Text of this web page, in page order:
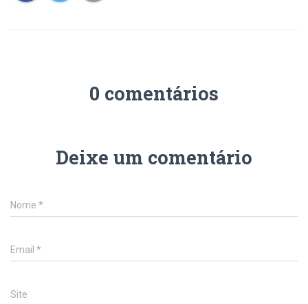
0 comentários
Deixe um comentário
Nome *
Email *
Site